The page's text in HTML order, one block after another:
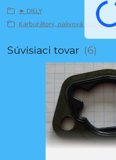
► DIELY
Karburátory, palivová sústava
Súvisiaci tovar 6